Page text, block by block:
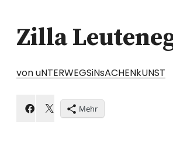
Zilla
von uNTERWEGSiNsACHENkUNST
Mehr